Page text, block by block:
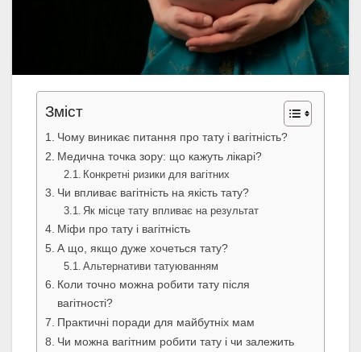
Зміст
Чому виникає питання про тату і вагітність?
Медична точка зору: що кажуть лікарі?
Конкретні ризики для вагітних
Чи впливає вагітність на якість тату?
Як місце тату впливає на результат
Міфи про тату і вагітність
А що, якщо дуже хочеться тату?
Альтернативи татуюванням
Коли точно можна робити тату після
вагітності?
Практичні поради для майбутніх мам
Чи можна вагітним робити тату і чи залежить